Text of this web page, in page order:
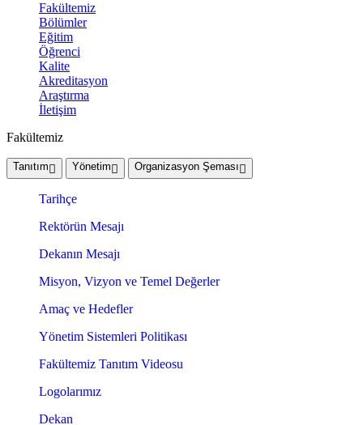
Fakültemiz
Bölümler
Eğitim
Öğrenci
Kalite
Akreditasyon
Araştırma
İletişim
Fakültemiz
Tanıtım Yönetim Organizasyon Şeması
Tarihçe
Rektörün Mesajı
Dekanın Mesajı
Misyon, Vizyon ve Temel Değerler
Amaç ve Hedefler
Yönetim Sistemleri Politikası
Fakültemiz Tanıtım Videosu
Logolarımız
Dekan